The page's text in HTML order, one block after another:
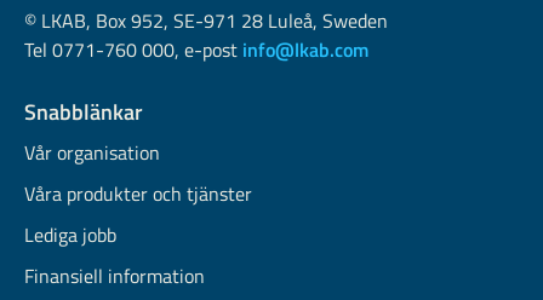
© LKAB, Box 952, SE-971 28 Luleå, Sweden
Tel 0771-760 000, e-post info@lkab.com
Snabblänkar
Vår organisation
Våra produkter och tjänster
Lediga jobb
Finansiell information